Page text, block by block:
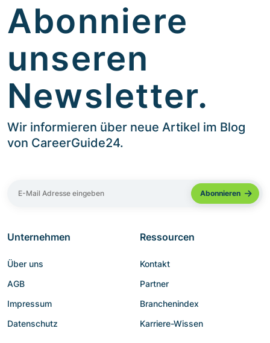
Abonniere
unseren
Newsletter.
Wir informieren über neue Artikel im Blog
von CareerGuide24.
Unternehmen
Über uns
AGB
Impressum
Datenschutz
Ressourcen
Kontakt
Partner
Branchenindex
Karriere-Wissen